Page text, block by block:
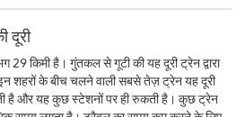
दूरी
किमी है। गुंतकल से गूटी की यह दूरी ट्रेन द्वारा
शहरों के बीच चलने वाली सबसे तेज़ ट्रेन यह दूरी
है और यह कुछ स्टेशनों पर ही रुकती है। कुछ ट्रेन